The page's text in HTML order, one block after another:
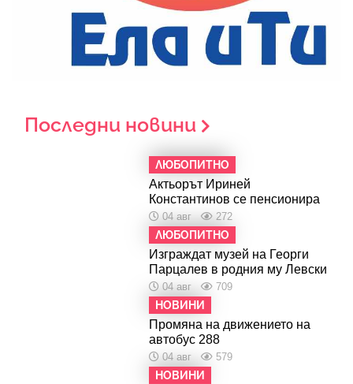
Последни новини
ЛЮБОПИТНО
Актьорът Ириней
Константинов се пенсионира
04 авг 272
ЛЮБОПИТНО
Изграждат музей на Георги
Парцалев в родния му Левски
04 авг 709
НОВИНИ
Промяна на движението на
автобус 288
04 авг 579
НОВИНИ